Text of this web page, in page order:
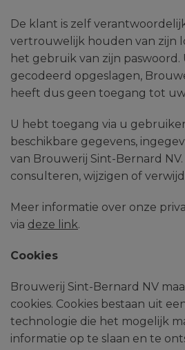
De klant is zelf
vertrouwelijk houden van zijn
het gebruik van zijn
gecodeerd opgeslagen,
heeft dus geen toegang tot
U hebt toegang via u
beschikbare gegevens,
van Brouwerij Sint-Bernard
consulteren, wijzigen of
Meer informatie over onze
via deze link.
Cookies
Brouwerij Sint-Bernard NV
cookies. Cookies bestaan uit
technologie die het mogelijk
informatie op te slaan en te